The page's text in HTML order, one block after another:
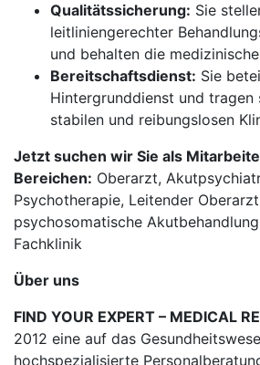
Qualitätssicherung: Sie
leitliniengerechter
und behalten die
Bereitschaftsdienst: Sie
Hintergrunddienst und tragen
stabilen und reibungslosen
Jetzt suchen wir Sie als
Bereichen: Oberarzt,
Psychotherapie, Leitender
psychosomatische
Fachklinik
Über uns
FIND YOUR EXPERT – MEDICAL
2012 eine auf das
hochspezialisierte